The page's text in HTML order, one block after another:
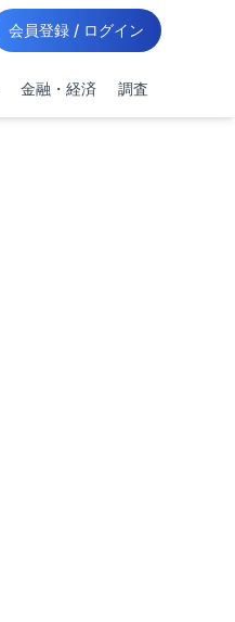
会員登録 / ログイン
金融・経済 調査